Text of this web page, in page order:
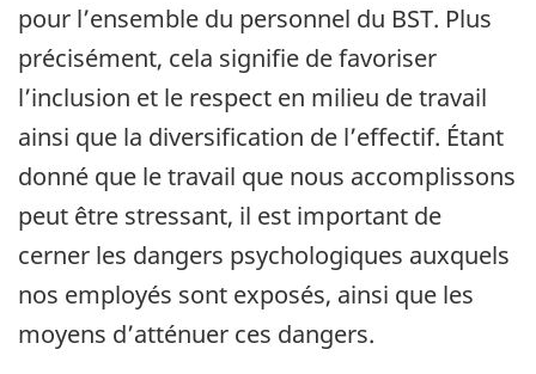
pour l’ensemble du personnel du BST. Plus
précisément, cela signifie de favoriser
l’inclusion et le respect en milieu de travail
ainsi que la diversification de l’effectif. Étant
donné que le travail que nous accomplissons
peut être stressant, il est important de
cerner les dangers psychologiques auxquels
nos employés sont exposés, ainsi que les
moyens d’atténuer ces dangers.